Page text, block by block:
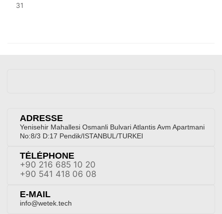
31
ADRESSE
Yenisehir Mahallesi Osmanli Bulvari Atlantis Avm Apartmani
No:8/3 D:17 Pendik/ISTANBUL/TURKEI
TÉLÉPHONE
+90 216 685 10 20
+90 541 418 06 08
E-MAIL
info@wetek.tech